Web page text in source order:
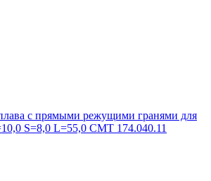
с прямыми режущими гранями для
S=8,0 L=55,0 CMT 174.040.11